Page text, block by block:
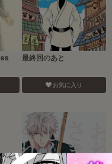
最終回のあと
お気に入り